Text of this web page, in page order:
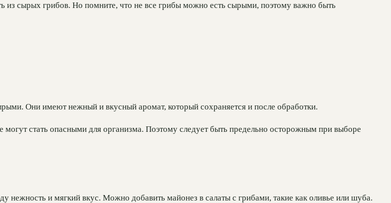
из сырых грибов. Но помните, что не все грибы можно есть сырыми, поэтому важно быть
Они имеют нежный и вкусный аромат, который сохраняется и после обработки.
могут стать опасными для организма. Поэтому следует быть предельно осторожным при выборе
и мягкий вкус. Можно добавить майонез в салаты с грибами, такие как оливье или шуба.